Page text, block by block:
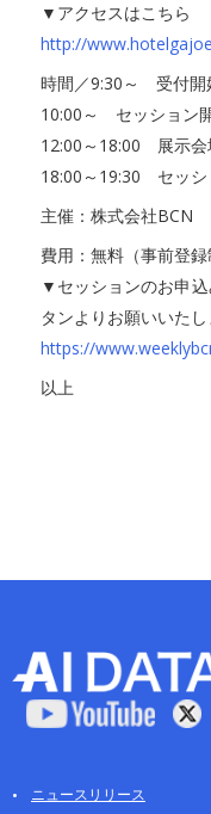
▼アクセスはこちら
http://
時間／9:30～ 受付開
10:00～ セッション
12:00～18:00 展示会
18:00～19:30 セッ
主催：株式会社BCN
費用：無料（事前登録
▼セッションのお申
タンよりお願いいたし
https://
以上
ニュースリリース